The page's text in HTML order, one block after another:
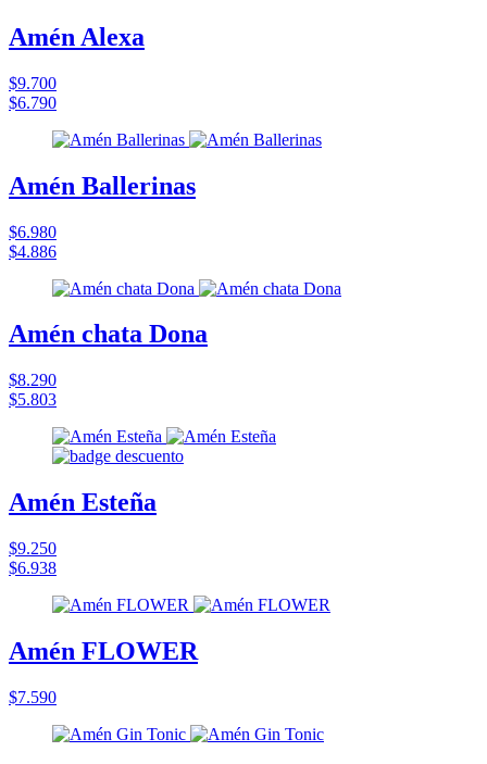
Amén Alexa
$9.700
$6.790
Amén Ballerinas
$6.980
$4.886
Amén chata Dona
$8.290
$5.803
Amén Esteña
$9.250
$6.938
Amén FLOWER
$7.590